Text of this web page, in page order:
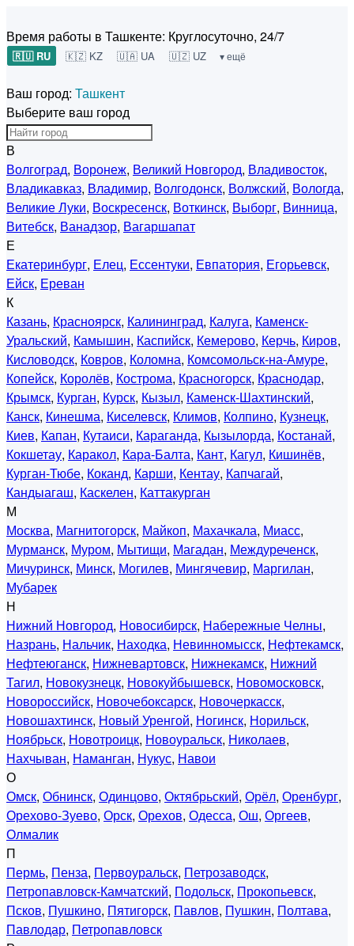
Время работы в Ташкенте: Круглосуточно, 24/7
🇷🇺 RU 🇰🇿 KZ 🇺🇦 UA 🇺🇿 UZ ▾ ещё
Ваш город: Ташкент
Выберите ваш город
В
Волгоград, Воронеж, Великий Новгород, Владивосток,
Владикавказ, Владимир, Волгодонск, Волжский, Вологда,
Великие Луки, Воскресенск, Воткинск, Выборг, Винница,
Витебск, Ванадзор, Вагаршапат
Е
Екатеринбург, Елец, Ессентуки, Евпатория, Егорьевск,
Ейск, Ереван
К
Казань, Красноярск, Калининград, Калуга, Каменск-
Уральский, Камышин, Каспийск, Кемерово, Керчь, Киров,
Кисловодск, Ковров, Коломна, Комсомольск-на-Амуре,
Копейск, Королёв, Кострома, Красногорск, Краснодар,
Крымск, Курган, Курск, Кызыл, Каменск-Шахтинский,
Канск, Кинешма, Киселевск, Климов, Колпино, Кузнецк,
Киев, Капан, Кутаиси, Караганда, Кызылорда, Костанай,
Кокшетау, Каракол, Кара-Балта, Кант, Кагул, Кишинёв,
Курган-Тюбе, Коканд, Карши, Кентау, Капчагай,
Кандыагаш, Каскелен, Каттакурган
М
Москва, Магнитогорск, Майкоп, Махачкала, Миасс,
Мурманск, Муром, Мытищи, Магадан, Междуреченск,
Мичуринск, Минск, Могилев, Мингячевир, Маргилан,
Мубарек
Н
Нижний Новгород, Новосибирск, Набережные Челны,
Назрань, Нальчик, Находка, Невинномысск, Нефтекамск,
Нефтеюганск, Нижневартовск, Нижнекамск, Нижний
Тагил, Новокузнецк, Новокуйбышевск, Новомосковск,
Новороссийск, Новочебоксарск, Новочеркасск,
Новошахтинск, Новый Уренгой, Ногинск, Норильск,
Ноябрьск, Новотроицк, Новоуральск, Николаев,
Нахчыван, Наманган, Нукус, Навои
О
Омск, Обнинск, Одинцово, Октябрьский, Орёл, Оренбург,
Орехово-Зуево, Орск, Орехов, Одесса, Ош, Оргеев,
Олмалик
П
Пермь, Пенза, Первоуральск, Петрозаводск,
Петропавловск-Камчатский, Подольск, Прокопьевск,
Псков, Пушкино, Пятигорск, Павлов, Пушкин, Полтава,
Павлодар, Петропавловск